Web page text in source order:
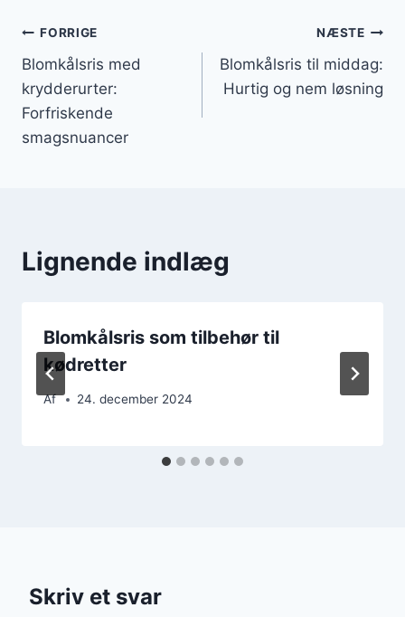
Indlægsnavigation
FORRIGE
Blomkålsris med
krydderurter:
Forfriskende
smagsnuancer
NÆSTE
Blomkålsris til middag:
Hurtig og nem løsning
Lignende indlæg
Blomkålsris som tilbehør til
kødretter
Af 24. december 2024
Skriv et svar